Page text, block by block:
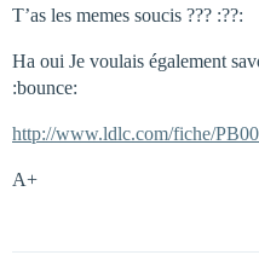
T’as les memes soucis ??? :??:
Ha oui Je voulais également
:bounce:
http://www.ldlc.com/fiche/
A+